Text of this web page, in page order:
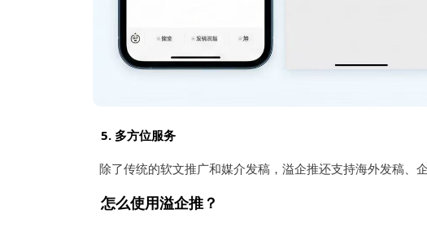
5. 多方位服务
除了传统的软文推广和媒介发稿，溢企推还支持海外发稿、
怎么使用溢企推？